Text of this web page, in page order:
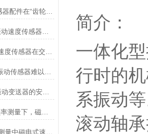
SZMB-18-04 涡流传感器配件在“齿轮箱与低速重载机械”监测中的应用
MS5101-1-0 一体化振动变送器的安装位置选择对测量精度的影响有哪些？
JX60H-30-01-20 低频率测量下，磁电式一体化振动变送器的选型注意事项？
简介：
一体化
行时的
系振动
滚动轴